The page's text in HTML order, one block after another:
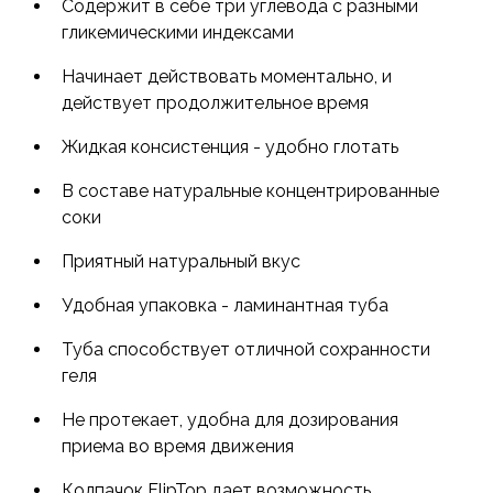
Содержит в себе три углевода с разными
гликемическими индексами
Начинает действовать моментально, и
действует продолжительное время
Жидкая консистенция - удобно глотать
В составе натуральные концентрированные
соки
Приятный натуральный вкус
Удобная упаковка - ламинантная туба
Туба способствует отличной сохранности
геля
Не протекает, удобна для дозирования
приема во время движения